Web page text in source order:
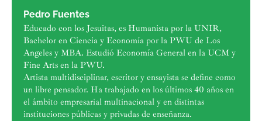
Pedro Fuentes
Educado con los Jesuitas, es Humanista por la UNIR,
Bachelor en Ciencia y Economía por la PWU de Los
Angeles y MBA. Estudió Economía General en la UCM y
Fine Arts en la PWU.
Artista multidisciplinar, escritor y ensayista se define como
un libre pensador. Ha trabajado en los últimos 40 años en
el ámbito empresarial multinacional y en distintas
instituciones públicas y privadas de enseñanza.